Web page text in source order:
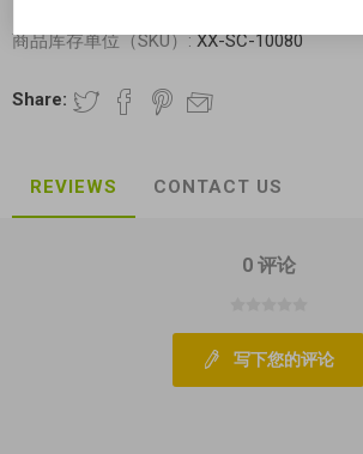
商品库存单位（SKU）: XX-SC-10080
Share:
REVIEWS CONTACT US
0 评论
写下您的评论